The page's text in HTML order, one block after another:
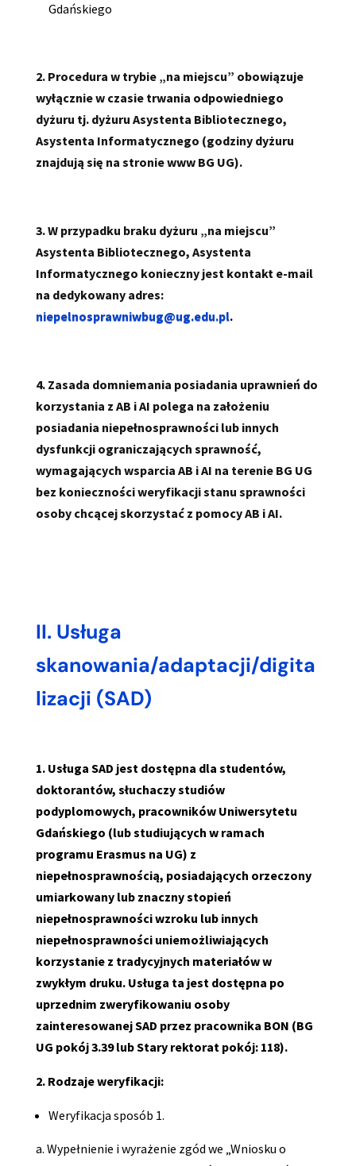
Gdańskiego
2. Procedura w trybie „na miejscu” obowiązuje
wyłącznie w czasie trwania odpowiedniego
dyżuru tj. dyżuru Asystenta Bibliotecznego,
Asystenta Informatycznego (godziny dyżuru
znajdują się na stronie www BG UG).
3. W przypadku braku dyżuru „na miejscu”
Asystenta Bibliotecznego, Asystenta
Informatycznego konieczny jest kontakt e-mail
na dedykowany adres:
niepelnosprawniwbug@ug.edu.pl.
4. Zasada domniemania posiadania uprawnień do
korzystania z AB i AI polega na założeniu
posiadania niepełnosprawności lub innych
dysfunkcji ograniczających sprawność,
wymagających wsparcia AB i AI na terenie BG UG
bez konieczności weryfikacji stanu sprawności
osoby chcącej skorzystać z pomocy AB i AI.
II. Usługa
skanowania/adaptacji/digita
lizacji (SAD)
1. Usługa SAD jest dostępna dla studentów,
doktorantów, słuchaczy studiów
podyplomowych, pracowników Uniwersytetu
Gdańskiego (lub studiujących w ramach
programu Erasmus na UG) z
niepełnosprawnością, posiadających orzeczony
umiarkowany lub znaczny stopień
niepełnosprawności wzroku lub innych
niepełnosprawności uniemożliwiających
korzystanie z tradycyjnych materiałów w
zwykłym druku. Usługa ta jest dostępna po
uprzednim zweryfikowaniu osoby
zainteresowanej SAD przez pracownika BON (BG
UG pokój 3.39 lub Stary rektorat pokój: 118).
2. Rodzaje weryfikacji:
Weryfikacja sposób 1.
a. Wypełnienie i wyrażenie zgód we „Wniosku o